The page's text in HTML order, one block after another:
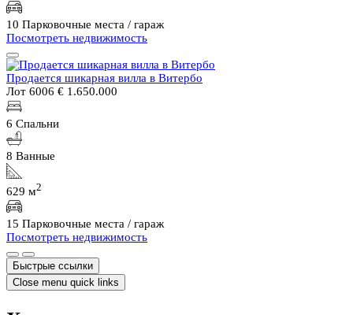
10 Парковочные места / гараж
Посмотреть недвижимость
Продается шикарная вилла в Витербо
Лот 6006 € 1.650.000
6 Спальни
8 Ванные
629 м2
15 Парковочные места / гараж
Посмотреть недвижимость
Быстрые ссылки
Close menu quick links